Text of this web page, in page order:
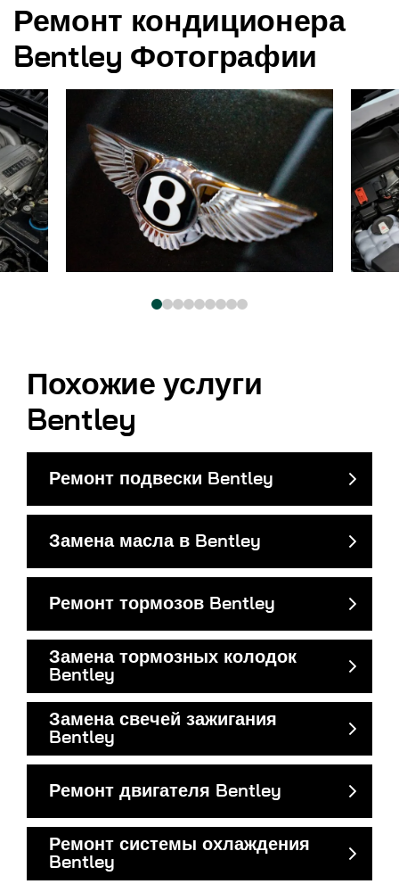
Ремонт кондиционера
Bentley Фотографии
Похожие услуги
Bentley
Ремонт подвески Bentley
Замена масла в Bentley
Ремонт тормозов Bentley
Замена тормозных колодок
Bentley
Замена свечей зажигания
Bentley
Ремонт двигателя Bentley
Ремонт системы охлаждения
Bentley